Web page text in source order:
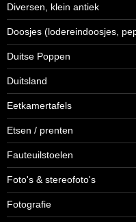
Diversen, klein antiek
Doosjes (lodereindoosjes,
Duitse Poppen
Duitsland
Eetkamertafels
Etsen / prenten
Fauteuilstoelen
Foto's & stereofoto's
Fotografie